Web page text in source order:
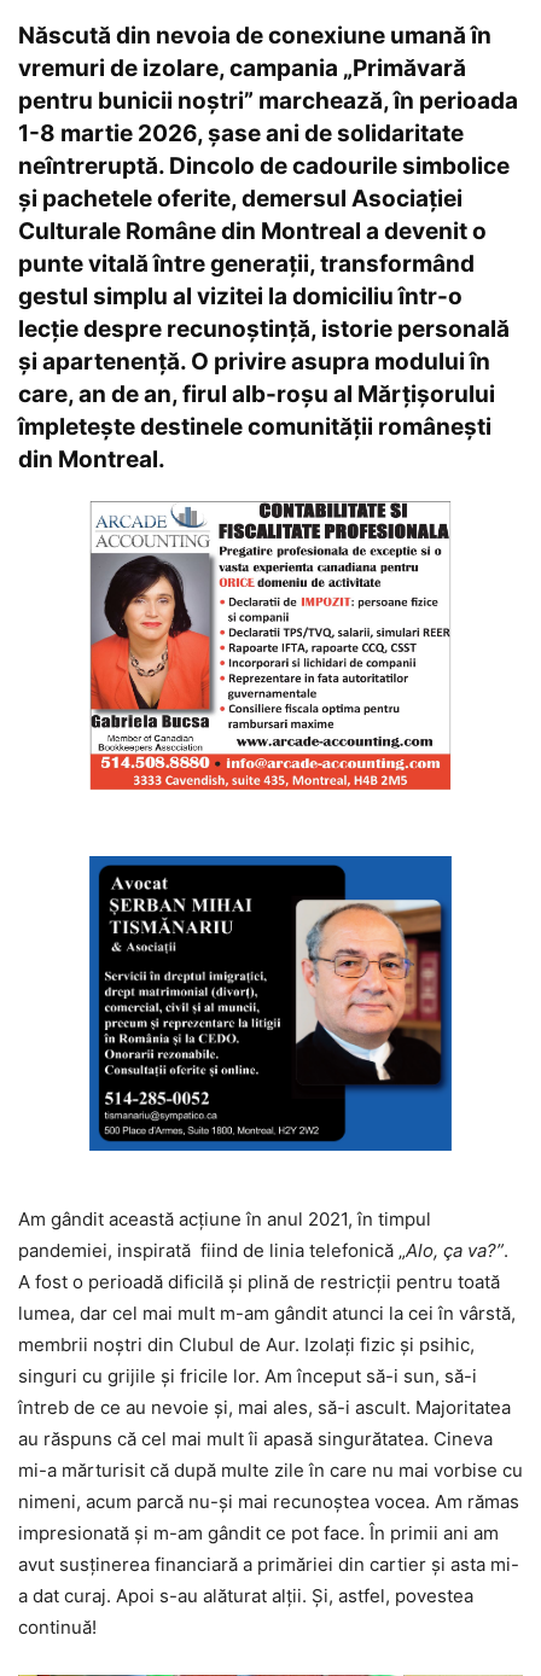
Născută din nevoia de conexiune umană în
vremuri de izolare, campania „Primăvară
pentru bunicii noștri” marchează, în perioada
1-8 martie 2026, șase ani de solidaritate
neîntreruptă. Dincolo de cadourile simbolice
și pachetele oferite, demersul Asociației
Culturale Române din Montreal a devenit o
punte vitală între generații, transformând
gestul simplu al vizitei la domiciliu într-o
lecție despre recunoștință, istorie personală
și apartenență. O privire asupra modului în
care, an de an, firul alb-roșu al Mărțișorului
împletește destinele comunității românești
din Montreal.
Am gândit această acțiune în anul 2021, în timpul
pandemiei, inspirată fiind de linia telefonică „Alo, ça va?”.
A fost o perioadă dificilă și plină de restricții pentru toată
lumea, dar cel mai mult m-am gândit atunci la cei în vârstă,
membrii noștri din Clubul de Aur. Izolați fizic și psihic,
singuri cu grijile și fricile lor. Am început să-i sun, să-i
întreb de ce au nevoie și, mai ales, să-i ascult. Majoritatea
au răspuns că cel mai mult îi apasă singurătatea. Cineva
mi-a mărturisit că după multe zile în care nu mai vorbise cu
nimeni, acum parcă nu-și mai recunoștea vocea. Am rămas
impresionată și m-am gândit ce pot face. În primii ani am
avut susținerea financiară a primăriei din cartier și asta mi-
a dat curaj. Apoi s-au alăturat alții. Și, astfel, povestea
continuă!